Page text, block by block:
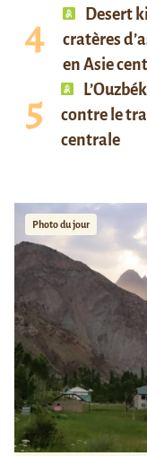
Desert
cratères
en Asie
contre le
centrale
Photo du jour